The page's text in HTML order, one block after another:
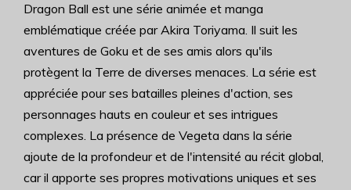
Dragon Ball est une série animée et manga
emblématique créée par Akira Toriyama. Il suit les
aventures de Goku et de ses amis alors qu'ils
protègent la Terre de diverses menaces. La série est
appréciée pour ses batailles pleines d'action, ses
personnages hauts en couleur et ses intrigues
complexes. La présence de Vegeta dans la série
ajoute de la profondeur et de l'intensité au récit global,
car il apporte ses propres motivations uniques et ses